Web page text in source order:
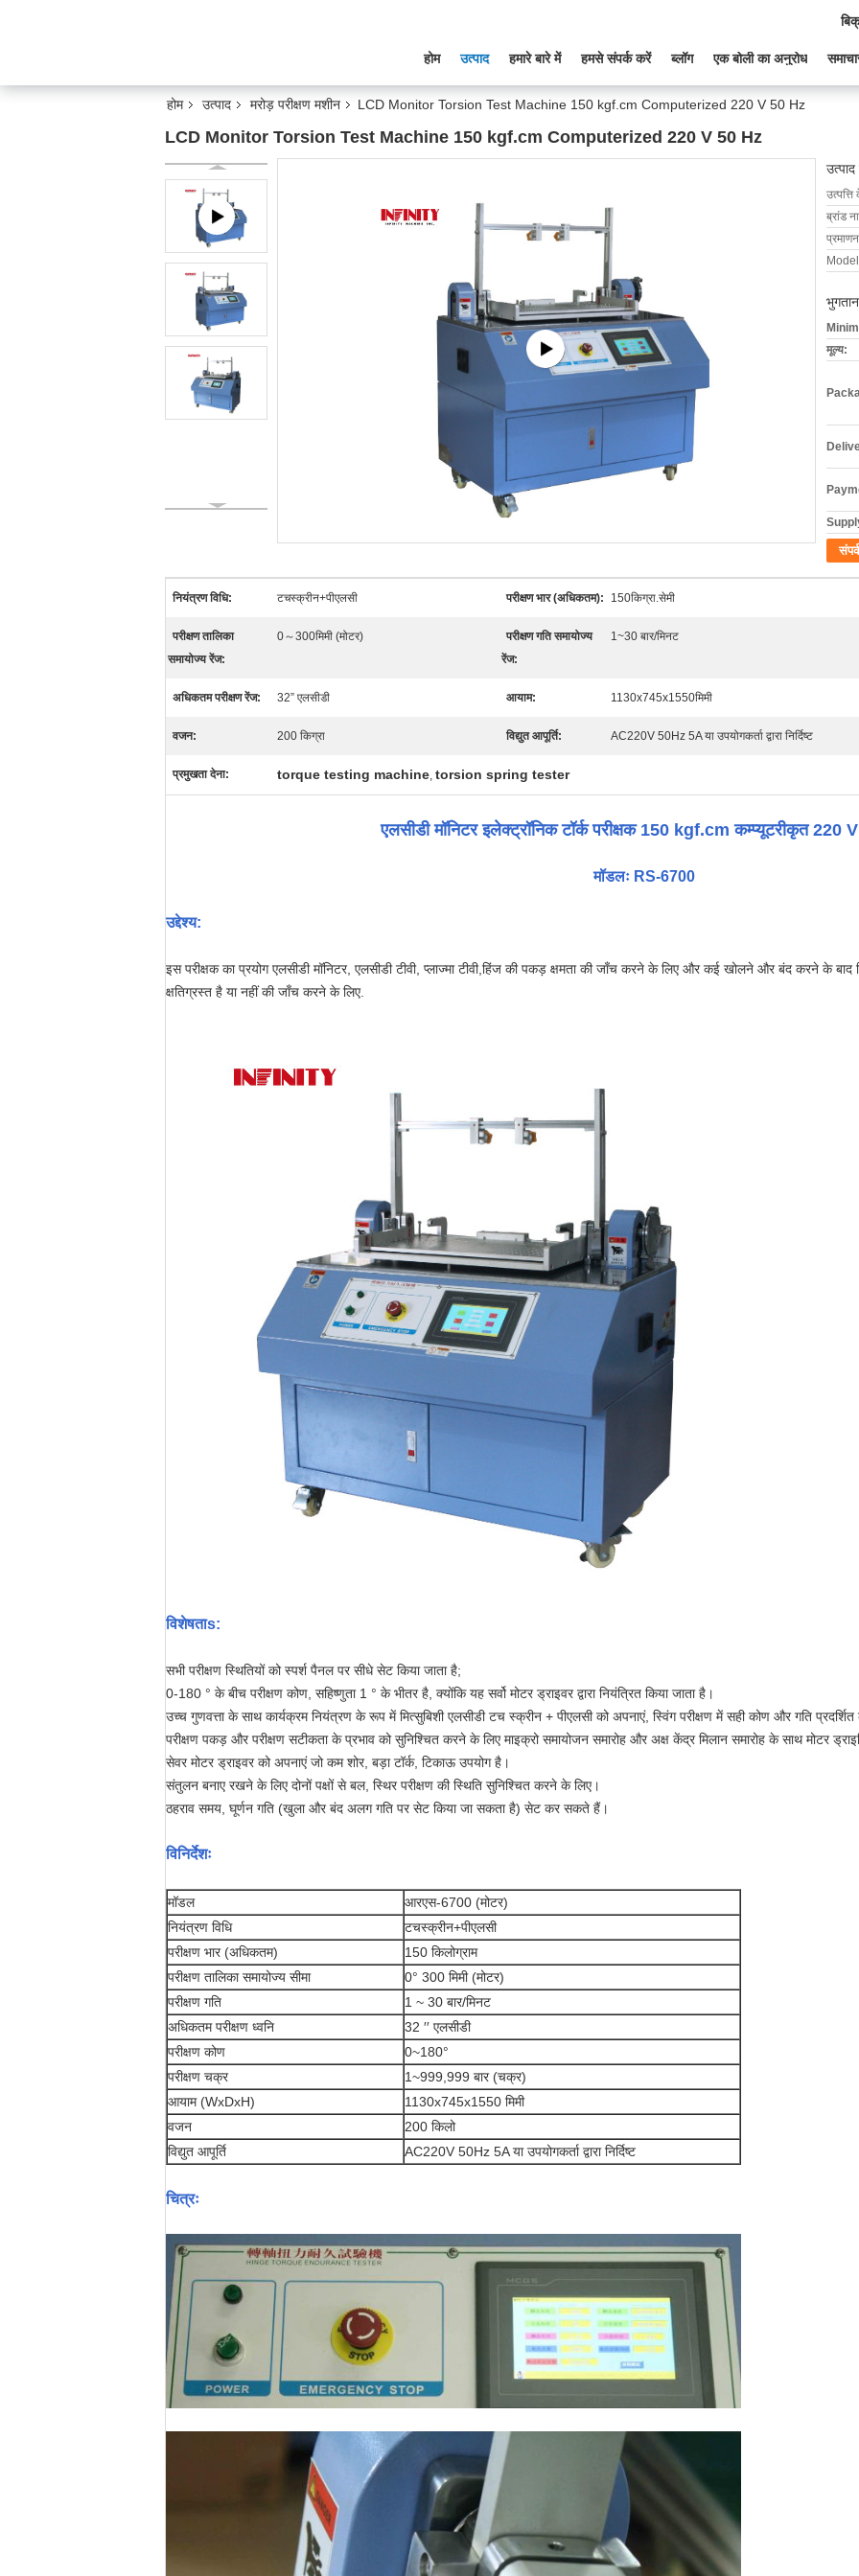
होम उत्पाद हमारे बारे में हमसे संपर्क करें ब्लॉग एक बोली का अनुरोध
होम उत्पाद मरोड़ परीक्षण मशीन LCD Monitor Torsion Test Machine 150 kgf.cm Computerized 220 V 50 Hz
LCD Monitor Torsion Test Machine 150 kgf.cm Computerized 220 V 50 Hz
ब्रांड
मूल्य:
नियंत्रण विधि: टचस्क्रीन+पीएलसी परीक्षण भार (अधिकतम): 150किग्रा.सेमी
परीक्षण तालिका
समायोज्य रेंज:
0～300मिमी (मोटर)
परीक्षण गति समायोज्य
रेंज:
1~30 बार/मिनट
अधिकतम परीक्षण रेंज: 32” एलसीडी आयाम: 1130x745x1550मिमी
वजन: 200 किग्रा विद्युत आपूर्ति: AC220V 50Hz 5A या उपयोगकर्ता द्वारा निर्दिष्ट
प्रमुखता देना: torque testing machine, torsion spring tester
एलसीडी मॉनिटर इलेक्ट्रॉनिक टॉर्क परीक्षक 150 kgf.cm कम्प्यूटरीकृत 220
मॉडलः RS-6700
उद्देश्य:
इस परीक्षक का प्रयोग एलसीडी मॉनिटर, एलसीडी टीवी, प्लाज्मा टीवी,हिंज की पकड़ क्षमता की जाँच करने के लिए और कई खोलने और बंद करने के बाद
क्षतिग्रस्त है या नहीं की जाँच करने के लिए.
विशेषताs:
सभी परीक्षण स्थितियों को स्पर्श पैनल पर सीधे सेट किया जाता है;
0-180 ° के बीच परीक्षण कोण, सहिष्णुता 1 ° के भीतर है, क्योंकि यह सर्वो मोटर ड्राइवर द्वारा नियंत्रित किया जाता है।
उच्च गुणवत्ता के साथ कार्यक्रम नियंत्रण के रूप में मित्सुबिशी एलसीडी टच स्क्रीन + पीएलसी को अपनाएं, स्विंग परीक्षण में सही कोण और गति
परीक्षण पकड़ और परीक्षण सटीकता के प्रभाव को सुनिश्चित करने के लिए माइक्रो समायोजन समारोह और अक्ष केंद्र मिलान समारोह के साथ मोटर
सेवर मोटर ड्राइवर को अपनाएं जो कम शोर, बड़ा टॉर्क, टिकाऊ उपयोग है।
संतुलन बनाए रखने के लिए दोनों पक्षों से बल, स्थिर परीक्षण की स्थिति सुनिश्चित करने के लिए।
ठहराव समय, घूर्णन गति (खुला और बंद अलग गति पर सेट किया जा सकता है) सेट कर सकते हैं।
विनिर्देशः
मॉडल
आरएस-6700 (मोटर)
नियंत्रण विधि
टचस्क्रीन+पीएलसी
परीक्षण भार (अधिकतम)
150 किलोग्राम
परीक्षण तालिका समायोज्य सीमा
0° 300 मिमी (मोटर)
परीक्षण गति
1 ~ 30 बार/मिनट
अधिकतम परीक्षण ध्वनि
32 ′′ एलसीडी
परीक्षण कोण
0~180°
परीक्षण चक्र
1~999,999 बार (चक्र)
आयाम (WxDxH)
1130x745x1550 मिमी
वजन
200 किलो
विद्युत आपूर्ति
AC220V 50Hz 5A या उपयोगकर्ता द्वारा निर्दिष्ट
चित्रः